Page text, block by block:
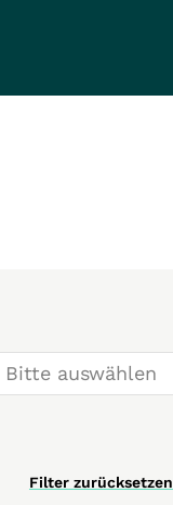
Filter zurücksetzen